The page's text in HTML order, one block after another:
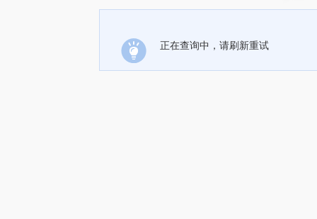
正在查询中，请刷新重试